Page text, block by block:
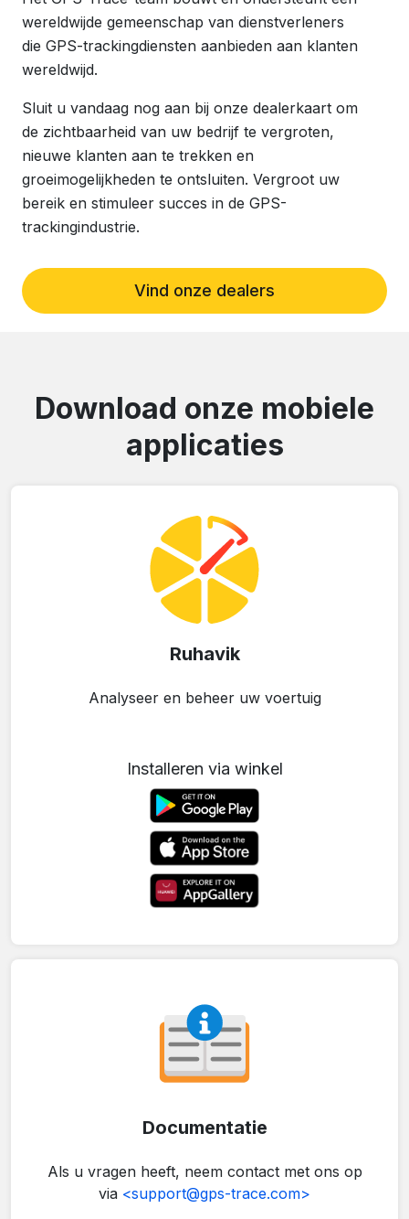
wereldwijde gemeenschap van dienstverleners
die GPS-trackingdiensten aanbieden aan klanten
wereldwijd.
Sluit u vandaag nog aan bij onze dealerkaart om
de zichtbaarheid van uw bedrijf te vergroten,
nieuwe klanten aan te trekken en
groeimogelijkheden te ontsluiten. Vergroot uw
bereik en stimuleer succes in de GPS-
trackingindustrie.
Vind onze dealers
Download onze mobiele
applicaties
Ruhavik
Analyseer en beheer uw voertuig
Installeren via winkel
Documentatie
Als u vragen heeft, neem contact met ons op
via <support@gps-trace.com>